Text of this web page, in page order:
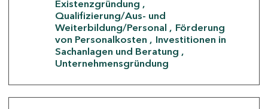
Existenzgründung
Qualifizierung/Aus- und
Weiterbildung/Personal
Förderung
von Personalkosten
Investitionen in
Sachanlagen und Beratung
Unternehmensgründung